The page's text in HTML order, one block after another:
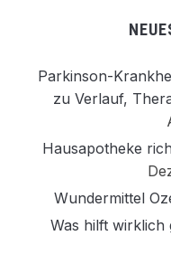
Parkinson-
zu Verlauf,
Hausapotheke
Wundermittel
Was hilft wirklich